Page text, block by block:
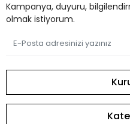
Kampanya, duyuru,
olmak istiyorum.